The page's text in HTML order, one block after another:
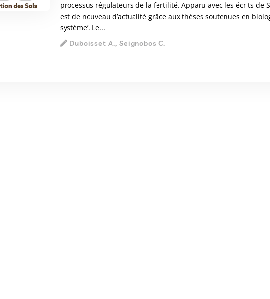
processus régulateurs de la fertilité. Apparu avec les écrits de
est de nouveau d’actualité grâce aux thèses soutenues en
système’. Le...
Duboisset A., Seignobos C.